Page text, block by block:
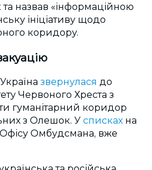
назвав «інформаційною
ініціативу щодо
коридору.
звернулася до
Червоного Хреста з
гуманітарний коридор
з Олешок. У списках на
Омбудсмана, вже